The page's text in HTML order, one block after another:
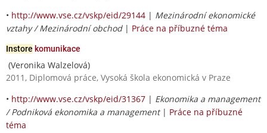
• http://www.vse.cz/vskp/eid/29144 | Mezinárodní ekonomické
vztahy / Mezinárodní obchod| Práce na příbuzné téma
Instore komunikace
(Veronika Walzelová)
2011, Diplomová práce, Vysoká škola ekonomická v Praze
• http://www.vse.cz/vskp/eid/31367 | Ekonomika a management
/ Podniková ekonomika a management| Práce na příbuzné
téma